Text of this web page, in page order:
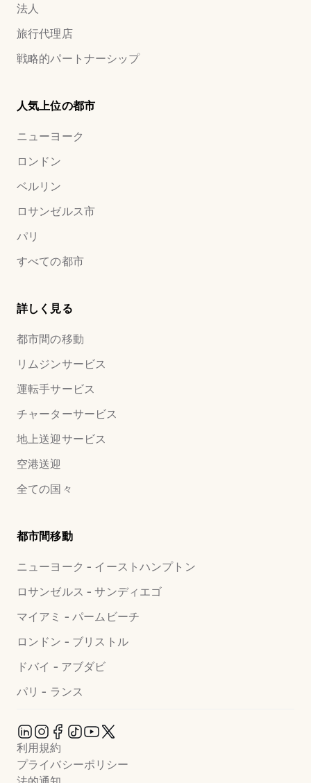
法人
旅行代理店
戦略的パートナーシップ
人気上位の都市
ニューヨーク
ロンドン
ベルリン
ロサンゼルス市
パリ
すべての都市
詳しく見る
都市間の移動
リムジンサービス
運転手サービス
チャーターサービス
地上送迎サービス
空港送迎
全ての国々
都市間移動
ニューヨーク - イーストハンプトン
ロサンゼルス - サンディエゴ
マイアミ - パームビーチ
ロンドン - ブリストル
ドバイ - アブダビ
パリ - ランス
利用規約
プライバシーポリシー